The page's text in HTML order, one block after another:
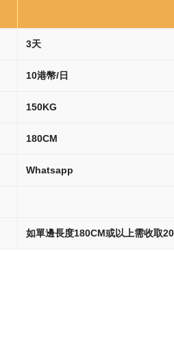
3天
10港幣/日
150KG
180CM
Whatsapp
如單邊長度180CM或以上需收取